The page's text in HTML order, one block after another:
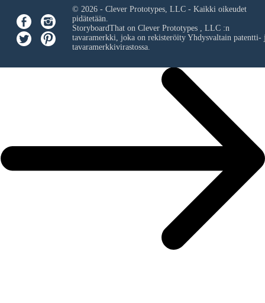
© 2026 - Clever Prototypes, LLC - Kaikki oikeudet
pidätetään.
StoryboardThat on Clever Prototypes , LLC:n
tavaramerkki, joka on rekisteröity Yhdysvaltain patentti-
tavaramerkkivirastossa.